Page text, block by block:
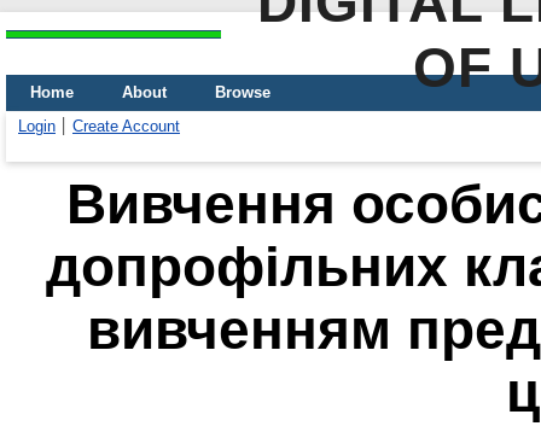
OF
Home About
Browse
Login
Create Account
Вивчення
допрофільних
вивченням